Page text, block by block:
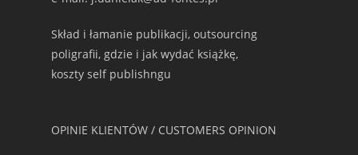
Skład i łamanie publikacji, outsourcing
poligrafii, gdzie i jak wydać książkę,
koszty self publishngu
OPINIE KLIENTÓW / CUSTOMERS OPINION